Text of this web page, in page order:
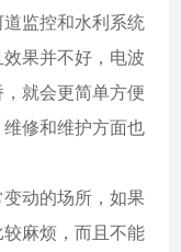
监控和水利系统
果并不好，电波
就会更简单方便
修和维护方面也
动的场所，如果
麻烦，而且不能